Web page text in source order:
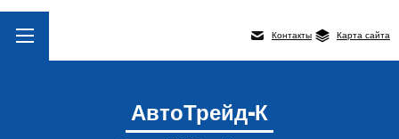
Контакты Карта сайта
АвтоТрейд-К